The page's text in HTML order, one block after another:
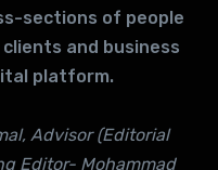
sections of people
and business
platform.
Advisor (Editorial
Editor- Mohammad